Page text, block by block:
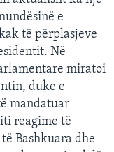
e
të përplasjeve
Në
miratoi
duke e
mandatuar
reagime të
Bashkuara dhe